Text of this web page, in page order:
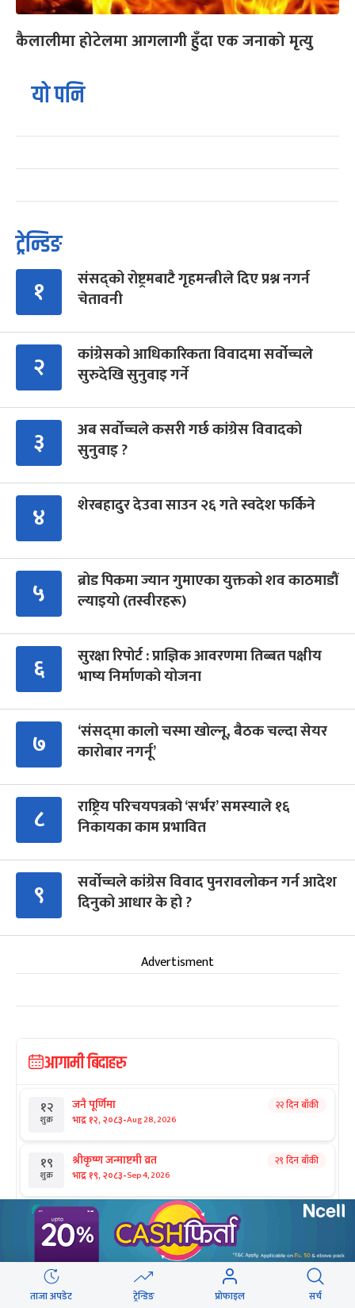
कैलालीमा होटेलमा आगलागी हुँदा एक जनाको मृत्यु
यो पनि
ट्रेन्डिङ
१
संसद्को रोष्ट्रमबाटै गृहमन्त्रीले दिए प्रश्न नगर्न
चेतावनी
२
कांग्रेसको आधिकारिकता विवादमा सर्वोच्चले
सुरुदेखि सुनुवाइ गर्ने
३
अब सर्वोच्चले कसरी गर्छ कांग्रेस विवादको
सुनुवाइ ?
४ शेरबहादुर देउवा साउन २६ गते स्वदेश फर्किने
५
ब्रोड पिकमा ज्यान गुमाएका युक्तको शव काठमाडौं
ल्याइयो (तस्वीरहरू)
६
सुरक्षा रिपोर्ट : प्राज्ञिक आवरणमा तिब्बत पक्षीय
भाष्य निर्माणको योजना
७
‘संसद्‍मा कालो चस्मा खोल्नू, बैठक चल्दा सेयर
कारोबार नगर्नू’
८
राष्ट्रिय परिचयपत्रको ‘सर्भर’ समस्याले १६
निकायका काम प्रभावित
९
सर्वोच्चले कांग्रेस विवाद पुनरावलोकन गर्न आदेश
दिनुको आधार के हो ?
Advertisment
आगामी बिदाहरु
१२
शुक्र
जनै पूर्णिमा
भाद्र १२, २०८३-Aug 28, 2026
२२ दिन बाँकी
१९
शुक्र
श्रीकृष्ण जन्माष्टमी व्रत
भाद्र १९, २०८३-Sep 4, 2026
२९ दिन बाँकी
३
शनि
संविधान दिवस
असोज ३, २०८३-Sep 19, 2026
१ महिना बाँकी
२५
आइत -
२ महिना बाँकी
ताजा अपडेट
ट्रेन्डिङ प्रोफाइल सर्च